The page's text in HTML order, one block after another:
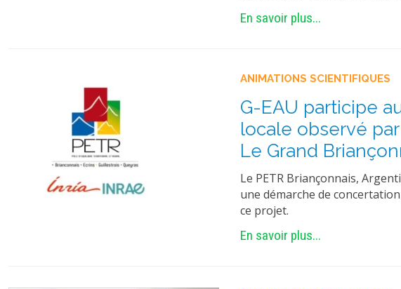
En savoir plus...
ANIMATIONS SCIENTIFIQUES
G-EAU participe
locale observé
Le Grand
Le PETR Briançonnais,
une démarche de
ce projet.
En savoir plus...